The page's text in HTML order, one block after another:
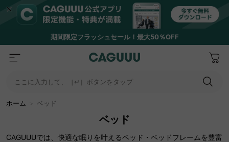
期間限定フラッシュセール！最大50％OFF
ここに入力して、［↵］ボタンをタップ
ホーム ベッド
ベッド
CAGUUUでは、快適な眠りを叶えるベッド・ベッドフレームを豊富